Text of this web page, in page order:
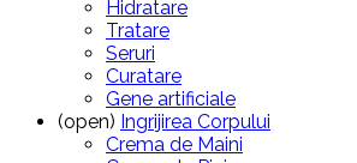
Hidratare
Tratare
Seruri
Curatare
Gene artificiale
(open) Ingrijirea Corpului
Crema de Maini